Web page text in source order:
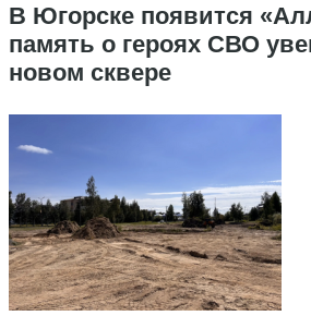
В Югорске появится
память о героях СВО
новом сквере